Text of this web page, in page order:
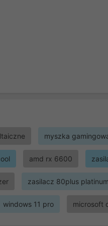
myszka
amd rx 6600
zasilacz 80plus platinum
windows 11 pro microsoft